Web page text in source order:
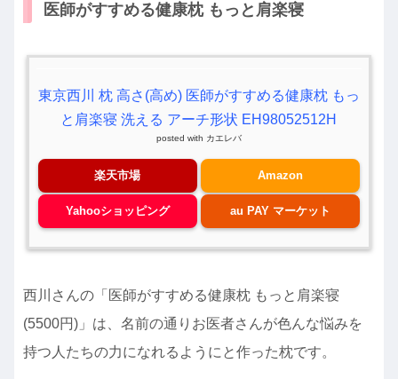
医師がすすめる健康枕 もっと肩楽寝
東京西川 枕 高さ(高め) 医師がすすめる健康枕 もっ
と肩楽寝 洗える アーチ形状 EH98052512H
posted with カエレバ
楽天市場 Amazon
Yahooショッピング au PAY マーケット
西川さんの「医師がすすめる健康枕 もっと肩楽寝
(5500円)」は、名前の通りお医者さんが色んな悩みを
持つ人たちの力になれるようにと作った枕です。